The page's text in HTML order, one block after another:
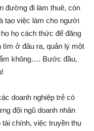
đường đi làm thuê, còn
tạo việc làm cho người
họ cách thức để đăng
tìm ở đâu ra, quản lý một
không…. Bước đầu,
doanh nghiệp trẻ có
đội ngũ doanh nhân
tài chính, việc truyền thụ